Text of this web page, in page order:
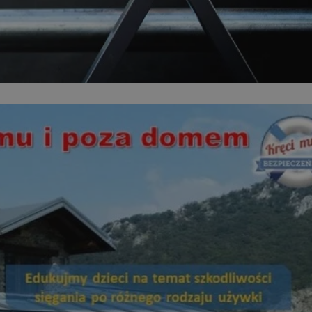
sesji.
sesji.
sesji.
Cookie-
dotyczących
poprawnie.
dotyczących
Rejestruje
i ustawień
powiązany z
Microsoft Clarity
do
o sesji
w celu śledzenia
multimedialnych